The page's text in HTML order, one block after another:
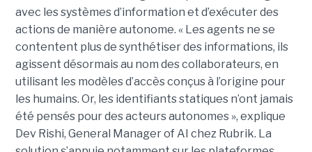
avec les systèmes d’information et d’exécuter des
actions de manière autonome. « Les agents ne se
contentent plus de synthétiser des informations, ils
agissent désormais au nom des collaborateurs, en
utilisant les modèles d’accès conçus à l’origine pour
les humains. Or, les identifiants statiques n’ont jamais
été pensés pour des acteurs autonomes », explique
Dev Rishi, General Manager of AI chez Rubrik. La